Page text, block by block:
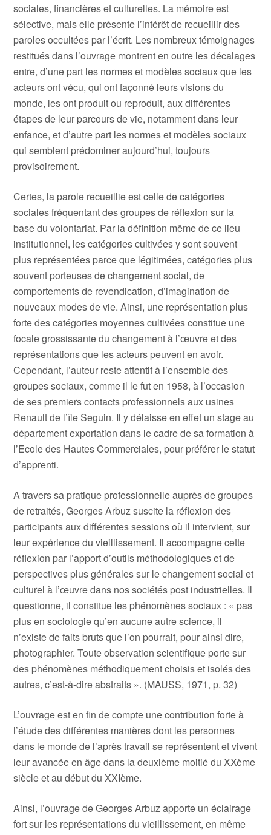
sociales, financières et culturelles. La mémoire est
sélective, mais elle présente l’intérêt de recueillir des
paroles occultées par l’écrit. Les nombreux témoignages
restitués dans l’ouvrage montrent en outre les décalages
entre, d’une part les normes et modèles sociaux que les
acteurs ont vécu, qui ont façonné leurs visions du
monde, les ont produit ou reproduit, aux différentes
étapes de leur parcours de vie, notamment dans leur
enfance, et d’autre part les normes et modèles sociaux
qui semblent prédominer aujourd’hui, toujours
provisoirement.
Certes, la parole recueillie est celle de catégories
sociales fréquentant des groupes de réflexion sur la
base du volontariat. Par la définition même de ce lieu
institutionnel, les catégories cultivées y sont souvent
plus représentées parce que légitimées, catégories plus
souvent porteuses de changement social, de
comportements de revendication, d’imagination de
nouveaux modes de vie. Ainsi, une représentation plus
forte des catégories moyennes cultivées constitue une
focale grossissante du changement à l’œuvre et des
représentations que les acteurs peuvent en avoir.
Cependant, l’auteur reste attentif à l’ensemble des
groupes sociaux, comme il le fut en 1958, à l’occasion
de ses premiers contacts professionnels aux usines
Renault de l’île Seguin. Il y délaisse en effet un stage au
département exportation dans le cadre de sa formation à
l’Ecole des Hautes Commerciales, pour préférer le statut
d’apprenti.
A travers sa pratique professionnelle auprès de groupes
de retraités, Georges Arbuz suscite la réflexion des
participants aux différentes sessions où il intervient, sur
leur expérience du vieillissement. Il accompagne cette
réflexion par l’apport d’outils méthodologiques et de
perspectives plus générales sur le changement social et
culturel à l’œuvre dans nos sociétés post industrielles. Il
questionne, il constitue les phénomènes sociaux : « pas
plus en sociologie qu’en aucune autre science, il
n’existe de faits bruts que l’on pourrait, pour ainsi dire,
photographier. Toute observation scientifique porte sur
des phénomènes méthodiquement choisis et isolés des
autres, c’est-à-dire abstraits ». (MAUSS, 1971, p. 32)
L’ouvrage est en fin de compte une contribution forte à
l’étude des différentes manières dont les personnes
dans le monde de l’après travail se représentent et vivent
leur avancée en âge dans la deuxième moitié du XXème
siècle et au début du XXIème.
Ainsi, l’ouvrage de Georges Arbuz apporte un éclairage
fort sur les représentations du vieillissement, en même